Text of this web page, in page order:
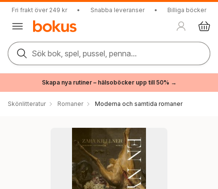
Fri frakt över 249 kr • Snabba leveranser • Billiga böcker
Sök bok, spel, pussel, penna...
Skapa nya rutiner – hälsoböcker upp till 50% →
Skönlitteratur Romaner Moderna och samtida romaner